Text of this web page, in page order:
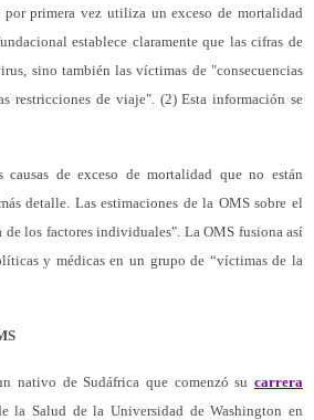
primera vez utiliza un exceso de mortalidad
establece claramente que las cifras de
sino también las víctimas de "consecuencias
restricciones de viaje". (2) Esta información se
causas de exceso de mortalidad que no están
detalle. Las estimaciones de la OMS sobre el
los factores individuales". La OMS fusiona así
y médicas en un grupo de “víctimas de la
nativo de Sudáfrica que comenzó su carrera
Salud de la Universidad de Washington en